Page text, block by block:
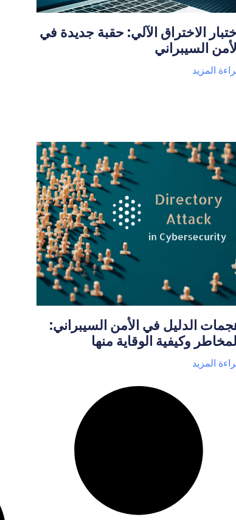
الاختراق الآلي: حقبة جديدة في
السيبراني
المزيد
الدليل في الأمن السيبراني:
وكيفية الوقاية منها
المزيد